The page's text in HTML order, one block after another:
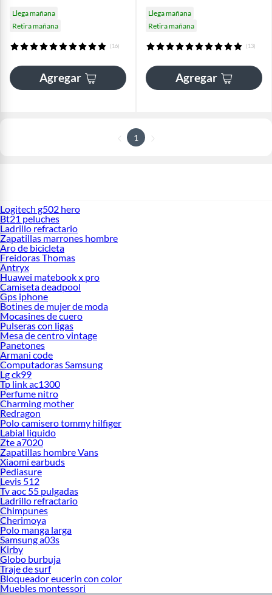
Llega mañana
Retira mañana
(16)
Agregar
Llega mañana
Retira mañana
(13)
Agregar
1
Logitech g502 hero
Bt21 peluches
Ladrillo refractario
Zapatillas marrones hombre
Aro de bicicleta
Freidoras Thomas
Antryx
Huawei matebook x pro
Camiseta deadpool
Gps iphone
Botines de mujer de moda
Mocasines de cuero
Pulseras con ligas
Mesa de centro vintage
Panetones
Armani code
Computadoras Samsung
Lg ck99
Tp link ac1300
Perfume nitro
Charming mother
Redragon
Polo camisero tommy hilfiger
Labial liquido
Zte a7020
Zapatillas hombre Vans
Xiaomi earbuds
Pediasure
Levis 512
Tv aoc 55 pulgadas
Ladrillo refractario
Chimpunes
Cherimoya
Polo manga larga
Samsung a03s
Kirby
Globo burbuja
Traje de surf
Bloqueador eucerin con color
Muebles montessori